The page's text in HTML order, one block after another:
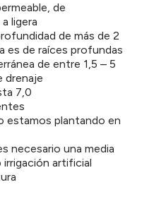
de
ligera
de más de 2
es de raíces profundas
de entre 1,5 – 5
drenaje
7,0
estamos plantando en
necesario una media
artificial